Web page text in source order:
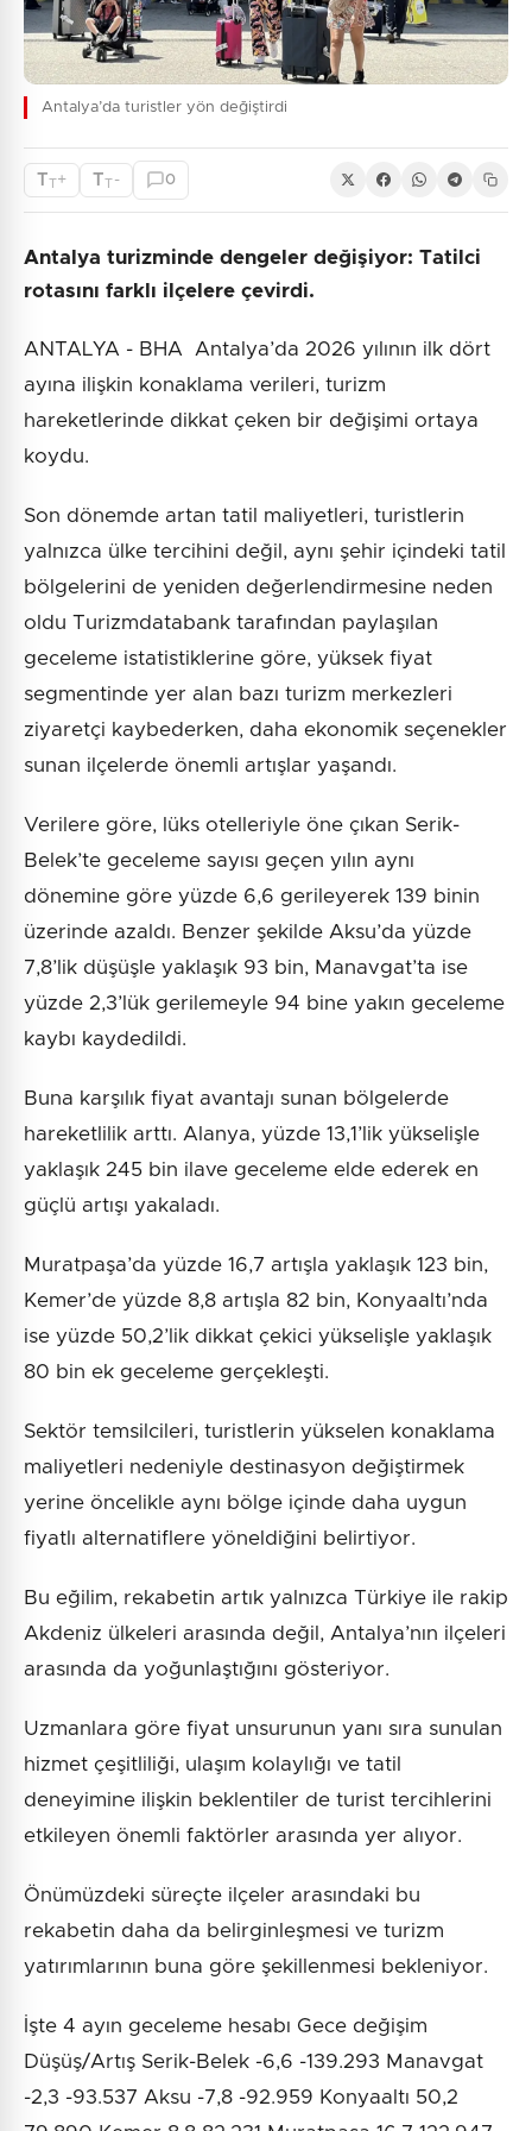
Antalya’da turistler yön değiştirdi
TT+ TT - 0
Antalya turizminde dengeler değişiyor: Tatilci
rotasını farklı ilçelere çevirdi.
ANTALYA - BHA Antalya’da 2026 yılının ilk dört
ayına ilişkin konaklama verileri, turizm
hareketlerinde dikkat çeken bir değişimi ortaya
koydu.
Son dönemde artan tatil maliyetleri, turistlerin
yalnızca ülke tercihini değil, aynı şehir içindeki tatil
bölgelerini de yeniden değerlendirmesine neden
oldu Turizmdatabank tarafından paylaşılan
geceleme istatistiklerine göre, yüksek fiyat
segmentinde yer alan bazı turizm merkezleri
ziyaretçi kaybederken, daha ekonomik seçenekler
sunan ilçelerde önemli artışlar yaşandı.
Verilere göre, lüks otelleriyle öne çıkan Serik-
Belek’te geceleme sayısı geçen yılın aynı
dönemine göre yüzde 6,6 gerileyerek 139 binin
üzerinde azaldı. Benzer şekilde Aksu’da yüzde
7,8’lik düşüşle yaklaşık 93 bin, Manavgat’ta ise
yüzde 2,3’lük gerilemeyle 94 bine yakın geceleme
kaybı kaydedildi.
Buna karşılık fiyat avantajı sunan bölgelerde
hareketlilik arttı. Alanya, yüzde 13,1’lik yükselişle
yaklaşık 245 bin ilave geceleme elde ederek en
güçlü artışı yakaladı.
Muratpaşa’da yüzde 16,7 artışla yaklaşık 123 bin,
Kemer’de yüzde 8,8 artışla 82 bin, Konyaaltı’nda
ise yüzde 50,2’lik dikkat çekici yükselişle yaklaşık
80 bin ek geceleme gerçekleşti.
Sektör temsilcileri, turistlerin yükselen konaklama
maliyetleri nedeniyle destinasyon değiştirmek
yerine öncelikle aynı bölge içinde daha uygun
fiyatlı alternatiflere yöneldiğini belirtiyor.
Bu eğilim, rekabetin artık yalnızca Türkiye ile rakip
Akdeniz ülkeleri arasında değil, Antalya’nın ilçeleri
arasında da yoğunlaştığını gösteriyor.
Uzmanlara göre fiyat unsurunun yanı sıra sunulan
hizmet çeşitliliği, ulaşım kolaylığı ve tatil
deneyimine ilişkin beklentiler de turist tercihlerini
etkileyen önemli faktörler arasında yer alıyor.
Önümüzdeki süreçte ilçeler arasındaki bu
rekabetin daha da belirginleşmesi ve turizm
yatırımlarının buna göre şekillenmesi bekleniyor.
İşte 4 ayın geceleme hesabı Gece değişim
Düşüş/Artış Serik-Belek -6,6 -139.293 Manavgat
-2,3 -93.537 Aksu -7,8 -92.959 Konyaaltı 50,2